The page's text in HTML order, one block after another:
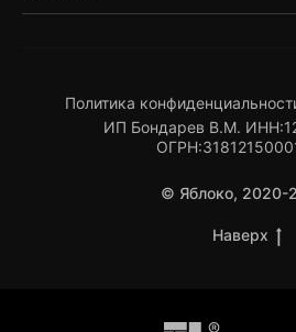
Политика
ИП Бондарев В.М.
© Яблоко, 2020-
Наверх